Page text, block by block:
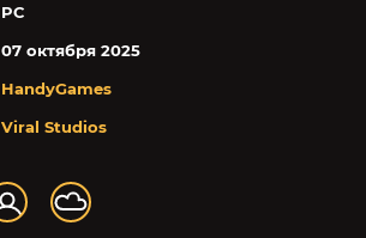
PC
07 октября 2025
HandyGames
Viral Studios